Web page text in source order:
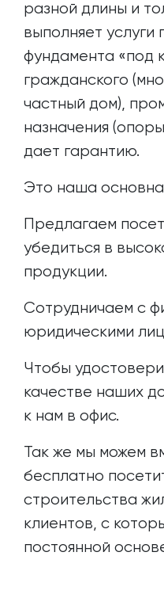
разной длины и
выполняет услуги
фундамента «под
гражданского
частный дом),
назначения
дает гарантию.
Это наша
Предлагаем
убедиться в
продукции.
Сотрудничаем с
юридическими
Чтобы
качестве наших
к нам в офис.
Так же мы можем
бесплатно
строительства
клиентов, с
постоянной